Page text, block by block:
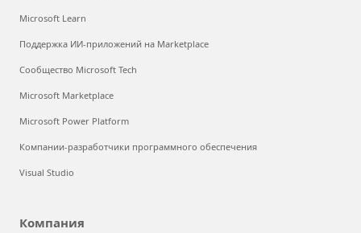
Microsoft Learn
Поддержка ИИ-приложений на Marketplace
Сообщество Microsoft Tech
Microsoft Marketplace
Microsoft Power Platform
Компании-разработчики программного обеспечения
Visual Studio
Компания